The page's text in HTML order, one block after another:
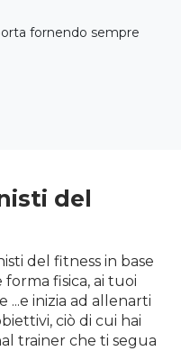
fornendo sempre
del
del fitness in base
fisica, ai tuoi
inizia ad allenarti
ciò di cui hai
trainer che ti segua